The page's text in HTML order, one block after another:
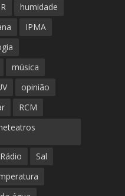
humidade
IPMA
música
opinião
RCM
Rádio
Sal